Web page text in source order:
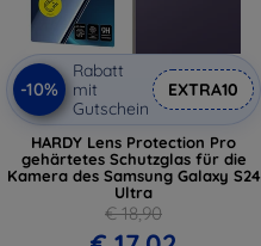
-10%
Rabatt
mit
Gutschein
EXTRA10
HARDY Lens Protection Pro
gehärtetes Schutzglas für die
Kamera des Samsung Galaxy S24
Ultra
€ 18,90